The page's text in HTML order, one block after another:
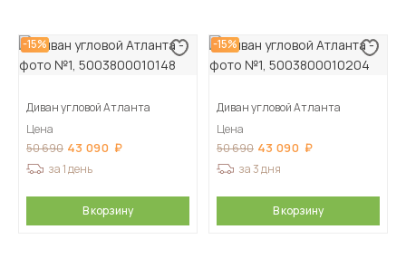
-15%
Диван угловой Атланта
Цена
50 690 43 090
за 1 день
В корзину
-15%
Диван угловой Атланта
Цена
50 690 43 090
за 3 дня
В корзину